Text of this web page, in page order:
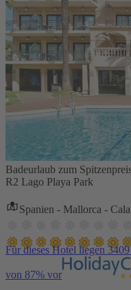
Badeurlaub zum
R2 Lago Playa Park
Spanien - Mallorca -
Für dieses Hotel liegen
von 87% vor